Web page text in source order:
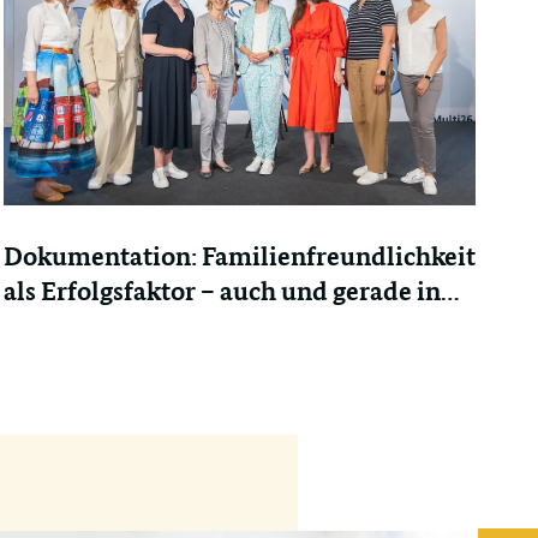
Dokumentation: Familienfreundlichkeit
als Erfolgsfaktor – auch und gerade in